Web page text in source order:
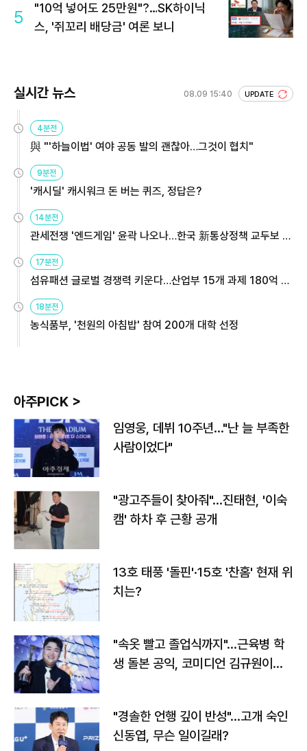
5
"10억 넣어도 25만원"?…SK하이닉
스, '쥐꼬리 배당금' 여론 보니
실시간 뉴스 08.09 15:40 UPDATE
4분전
與 "'하늘이법' 여야 공동 발의 괜찮아…그것이 협치"
9분전
'캐시딜' 캐시워크 돈 버는 퀴즈, 정답은?
14분전
관세전쟁 '엔드게임' 윤곽 나오나…한국 新통상정책 교두보 활
용해야
17분전
섬유패션 글로벌 경쟁력 키운다…산업부 15개 과제 180억 지
원
18분전
농식품부, '천원의 아침밥' 참여 200개 대학 선정
아주PICK >
임영웅, 데뷔 10주년…"난 늘 부족한
사람이었다"
"광고주들이 찾아줘"…진태현, '이숙
캠' 하차 후 근황 공개
13호 태풍 '돌핀'·15호 '찬홈' 현재 위
치는?
"속옷 빨고 졸업식까지"…근육병 학
생 돌본 공익, 코미디언 김규원이었
"경솔한 언행 깊이 반성"…고개 숙인
신동엽, 무슨 일이길래?